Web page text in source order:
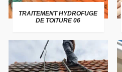
TRAITEMENT HYDROFUGE
DE TOITURE 06